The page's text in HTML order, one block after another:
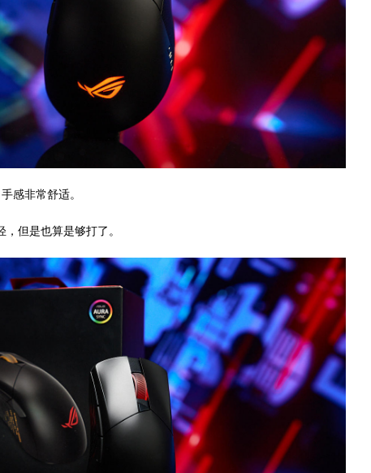
感非常舒适。
但是也算是够打了。